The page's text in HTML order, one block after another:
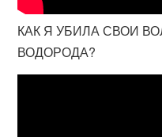
КАК Я УБИЛА СВОИ
ВОДОРОДА?